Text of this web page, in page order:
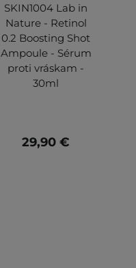
SKIN1004 Lab in
Nature - Retinol
0.2 Boosting Shot
Ampoule - Sérum
proti vráskam -
30ml
29,90 €